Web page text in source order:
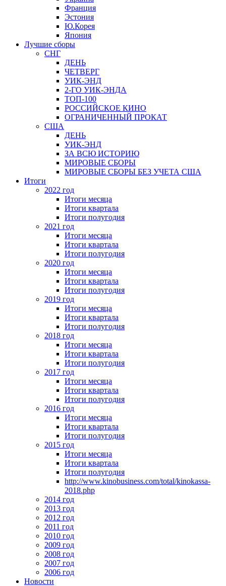
Франция
Эстония
Ю.Корея
Япония
Лучшие сборы
СНГ
ДЕНЬ
ЧЕТВЕРГ
УИК-ЭНД
2-ГО УИК-ЭНДА
ТОП-100
РОССИЙСКОЕ КИНО
ОГРАНИЧЕННЫЙ ПРОКАТ
США
ДЕНЬ
УИК-ЭНД
ЗА ВСЮ ИСТОРИЮ
МИРОВЫЕ СБОРЫ
МИРОВЫЕ СБОРЫ БЕЗ УЧЕТА США
Итоги
2022 год
Итоги месяца
Итоги квартала
Итоги полугодия
2021 год
Итоги месяца
Итоги квартала
Итоги полугодия
2020 год
Итоги месяца
Итоги квартала
Итоги полугодия
2019 год
Итоги месяца
Итоги квартала
Итоги полугодия
2018 год
Итоги месяца
Итоги квартала
Итоги полугодия
2017 год
Итоги месяца
Итоги квартала
Итоги полугодия
2016 год
Итоги месяца
Итоги квартала
Итоги полугодия
2015 год
Итоги месяца
Итоги квартала
Итоги полугодия
http://www.kinobusiness.com/total/kinokassa-
2018.php
2014 год
2013 год
2012 год
2011 год
2010 год
2009 год
2008 год
2007 год
2006 год
Новости